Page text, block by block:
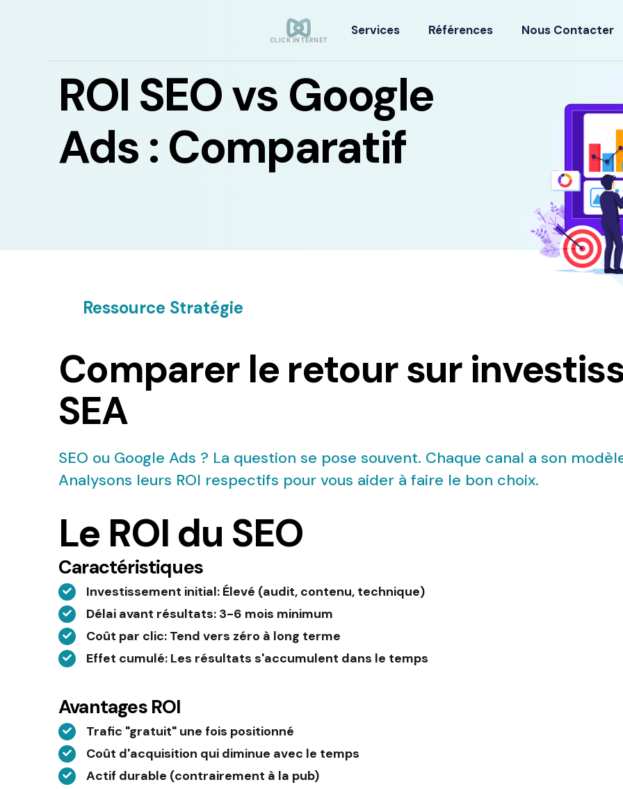
CLICK INTERNET
Services Références Nous Contacter
ROI SEO vs Google
Ads : Comparatif
Ressource Stratégie
Comparer le retour sur
SEA
SEO ou Google Ads ? La question se pose souvent. Chaque canal a son
Analysons leurs ROI respectifs pour vous aider à faire le bon choix.
Le ROI du SEO
Caractéristiques
Investissement initial: Élevé (audit, contenu, technique)
Délai avant résultats: 3-6 mois minimum
Coût par clic: Tend vers zéro à long terme
Effet cumulé: Les résultats s'accumulent dans le temps
Avantages ROI
Trafic "gratuit" une fois positionné
Coût d'acquisition qui diminue avec le temps
Actif durable (contrairement à la pub)